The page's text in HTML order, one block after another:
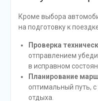
Кроме выбора
на подготовку к
Проверка
отправлением
в исправном
Планирование
оптимальный путь,
отдыха.